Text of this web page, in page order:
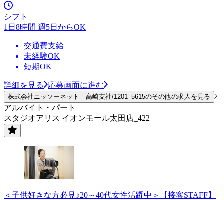
シフト
1日8時間 週5日からOK
交通費支給
未経験OK
短期OK
詳細を見る 応募画面に進む
株式会社ニッソーネット 高崎支社/1201_5615のその他の求人を見る
アルバイト・パート
スタジオアリス イオンモール太田店_422
＜子供好きな方必見♪20～40代女性活躍中＞【接客STAFF】